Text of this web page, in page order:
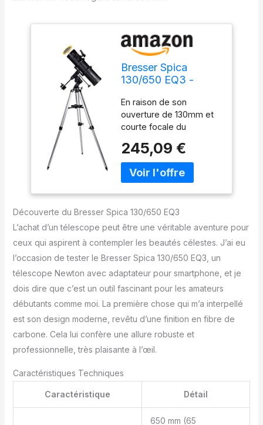
Bresser Spica
130/650 EQ3 -
Newton Carbon
design avec
Adaptateur pour
Smartphone
En raison de son
ouverture de 130mm et
courte focale du
BRESSER Spica est l'outil
parfait pour les
observations de grands
d'Andromède terrain ,
grands amas d'étoiles
ouverts et vastes
dans notre propre Voie
Lactée . Il est équipé d'
une monture équatoriale
(également connu sous
le nom de montage
parallactique ) . Cela
permet d'indemnisation
de rotation de la terre et
objet céleste observé .
Newton réflecteur
Diamètre miroir primaire :
245,09 €
Découverte du Bresser Spica 130/650 EQ3
L’achat d’un télescope peut être une véritable aventure pour
ceux qui aspirent à contempler les beautés célestes. J’ai eu
l’occasion de tester le Bresser Spica 130/650 EQ3, un
télescope Newton avec adaptateur pour smartphone, et je
dois dire que c’est un outil fascinant pour les amateurs
débutants comme moi. La première chose qui m’a interpellé
est son design moderne, revêtu d’une finition en fibre de
carbone. Cela lui confère une allure robuste et
professionnelle, très plaisante à l’œil.
Caractéristiques Techniques
Caractéristique Détail
650 mm (65